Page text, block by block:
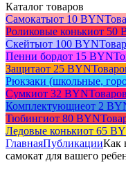
Каталог товаров
Самокатыот 10 BYN
Роликовые конькиот 50
Скейтыот 100 BYN
Пенни бордот 15 BYN
Защитаот 25 BYN
Рюкзаки (школьные,
Сумкиот 32 BYN
Комплектующиеот 2
Тюбингиот 80 BYN
Ледовые конькиот 65
ГлавнаяПубликацииКак
самокат для вашего